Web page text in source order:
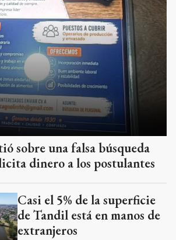
sobre una falsa búsqueda
dinero a los postulantes
Casi el 5% de la superficie
de Tandil está en manos de
extranjeros